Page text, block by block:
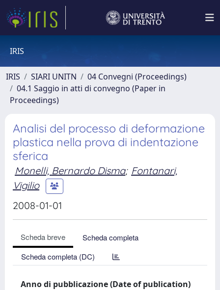
IRIS
IRIS SIARI UNITN
04 Convegni (Proceedings)
04.1 Saggio in atti di convegno (Paper in
Proceedings)
Analisi del processo di deformazione
plastica nella prova di indentazione
sferica
Monelli, Bernardo Disma; Fontanari,
Vigilio
2008-01-01
Scheda breve
Scheda completa
Scheda completa (DC)
Anno di pubblicazione (Date of publication)